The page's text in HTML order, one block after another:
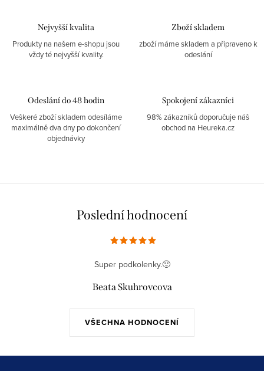
Nejvyšší kvalita
Produkty na našem e-shopu jsou
vždy té nejvyšší kvality.
Zboží skladem
zboží máme skladem a připraveno k
odeslání
Odeslání do 48 hodin
Veškeré zboží skladem odesíláme
maximálně dva dny po dokončení
objednávky
Spokojení zákazníci
98% zákazníků doporučuje náš
obchod na Heureka.cz
Poslední hodnocení
VŠECHNA HODNOCENÍ
Super podkolenky.🙂
Beata Skuhrovcova